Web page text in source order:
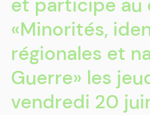
et participe au
«Minorités,
régionales et
Guerre» les
vendredi 20